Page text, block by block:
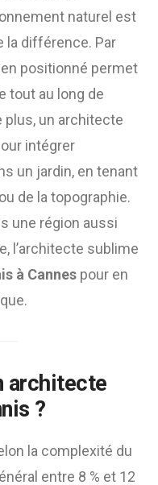
naturel est
la différence. Par
positionné permet
tout au long de
plus, un architecte
intégrer
un jardin, en tenant
de la topographie.
une région aussi
l’architecte sublime
à Cannes pour en
architecte
?
la complexité du
entre 8 % et 12